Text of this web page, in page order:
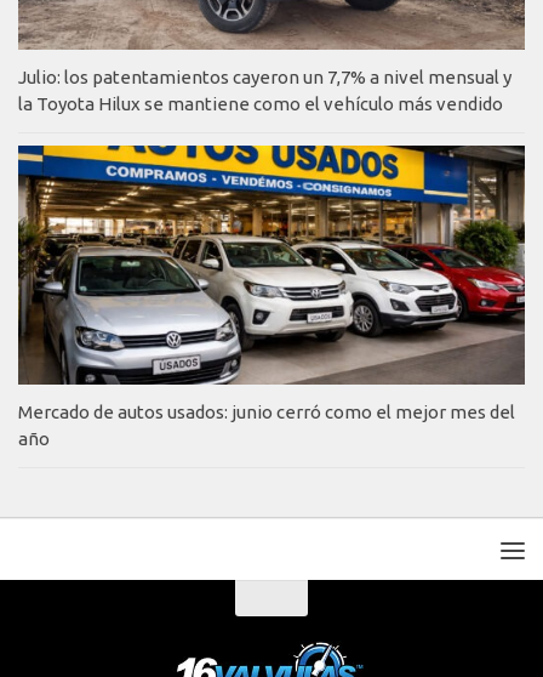
Julio: los patentamientos cayeron un 7,7% a nivel mensual y
la Toyota Hilux se mantiene como el vehículo más vendido
Mercado de autos usados: junio cerró como el mejor mes del
año